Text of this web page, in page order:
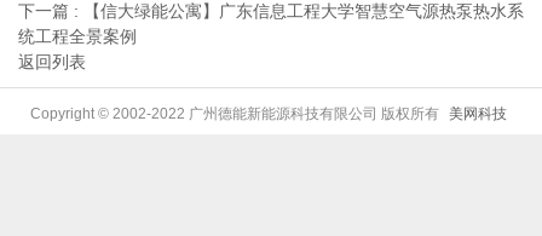
下一篇 : 【信大绿能公寓】广东信息工程大学智慧空气源热泵热水系
统工程全景案例
返回列表
Copyright © 2002-2022 广州德能新能源科技有限公司 版权所有 美网科技